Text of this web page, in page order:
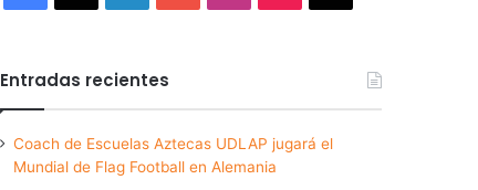
Entradas recientes
Coach de Escuelas Aztecas UDLAP jugará el
Mundial de Flag Football en Alemania